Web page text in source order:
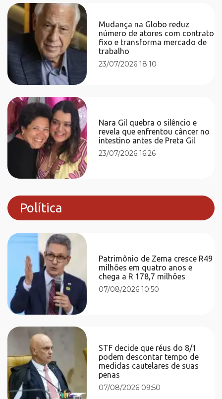
Mudança na Globo reduz
número de atores com contrato
fixo e transforma mercado de
trabalho
23/07/2026 18:10
Nara Gil quebra o silêncio e
revela que enfrentou câncer no
intestino antes de Preta Gil
23/07/2026 16:26
Política
Patrimônio de Zema cresce R49
milhões em quatro anos e
chega a R 178,7 milhões
07/08/2026 10:50
STF decide que réus do 8/1
podem descontar tempo de
medidas cautelares de suas
penas
07/08/2026 09:50